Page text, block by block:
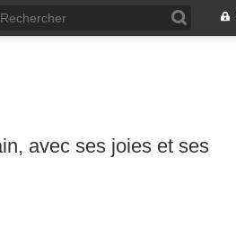
avec ses joies et ses